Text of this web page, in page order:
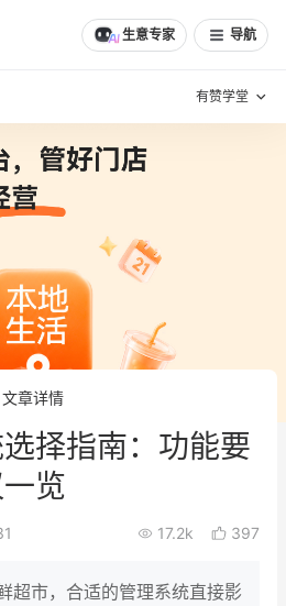
生意专家 导航
有赞学堂
增长方法
有赞专家说
新零售最佳实践
新零售茶会
文章详情
择指南：功能要
览
17.2k 397
超市，合适的管理系统直接影